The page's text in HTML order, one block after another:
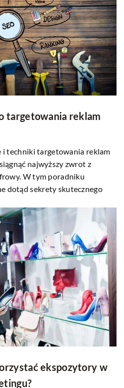
targetowania reklam
techniki targetowania reklam
najwyższy zwrot z
W tym poradniku
dotąd sekrety skutecznego
ekspozytory w